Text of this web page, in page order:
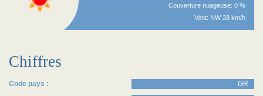
Couverture nuageuse: 0 %
Vent: NW 28 km/h
Chiffres
Code pays :
GR